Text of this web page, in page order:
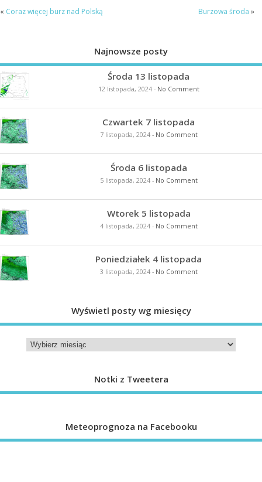
« Coraz więcej burz nad Polską Burzowa środa »
Najnowsze posty
Środa 13 listopada
12 listopada, 2024- No Comment
Czwartek 7 listopada
7 listopada, 2024- No Comment
Środa 6 listopada
5 listopada, 2024- No Comment
Wtorek 5 listopada
4 listopada, 2024- No Comment
Poniedziałek 4 listopada
3 listopada, 2024- No Comment
Wyświetl posty wg miesięcy
Notki z Tweetera
Meteoprognoza na Facebooku